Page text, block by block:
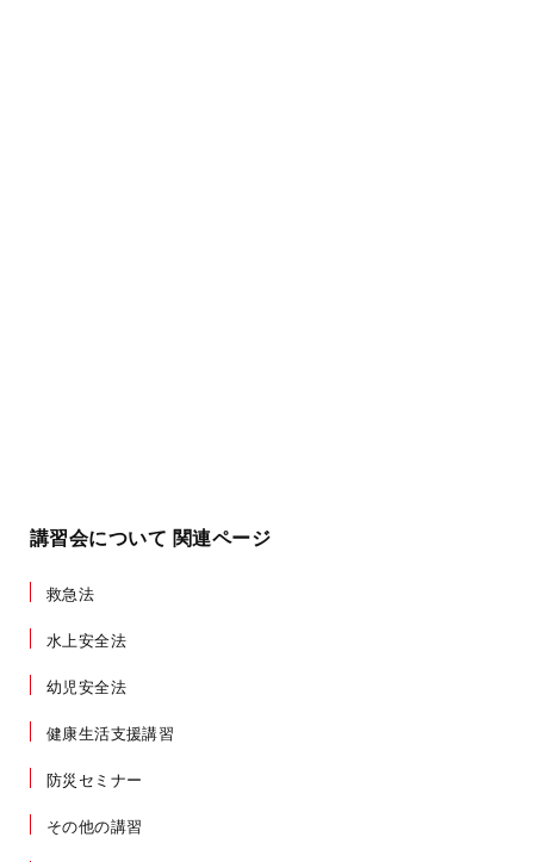
講習会について 関連ページ
救急法
水上安全法
幼児安全法
健康生活支援講習
防災セミナー
その他の講習